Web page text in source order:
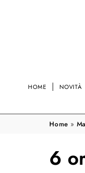
HOME NOVITÀ
Home »
6